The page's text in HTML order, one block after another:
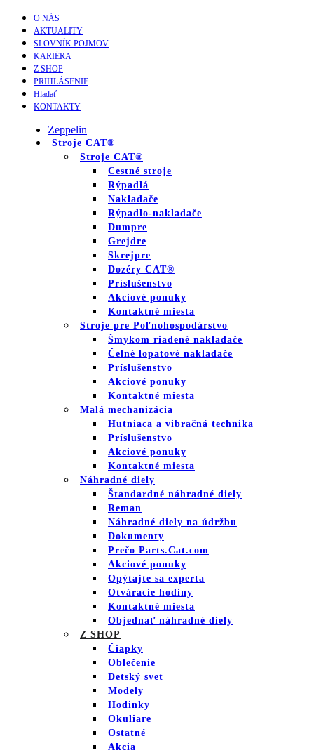
O NÁS
AKTUALITY
SLOVNÍK POJMOV
KARIÉRA
Z SHOP
PRIHLÁSENIE
Hladať
KONTAKTY
Zeppelin
Stroje CAT®
Stroje CAT®
Cestné stroje
Rýpadlá
Nakladače
Rýpadlo-nakladače
Dumpre
Grejdre
Skrejpre
Dozéry CAT®
Príslušenstvo
Akciové ponuky
Kontaktné miesta
Stroje pre Poľnohospodárstvo
Šmykom riadené nakladače
Čelné lopatové nakladače
Príslušenstvo
Akciové ponuky
Kontaktné miesta
Malá mechanizácia
Hutniaca a vibračná technika
Príslušenstvo
Akciové ponuky
Kontaktné miesta
Náhradné diely
Štandardné náhradné diely
Reman
Náhradné diely na údržbu
Dokumenty
Prečo Parts.Cat.com
Akciové ponuky
Opýtajte sa experta
Otváracie hodiny
Kontaktné miesta
Objednať náhradné diely
Z SHOP
Čiapky
Oblečenie
Detský svet
Modely
Hodinky
Okuliare
Ostatné
Akcia